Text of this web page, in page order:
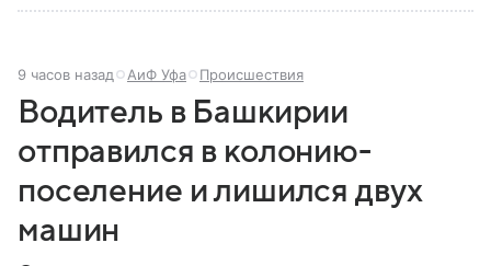
9 часов назад АиФ Уфа Происшествия
Водитель в Башкирии
отправился в колонию-
поселение и лишился двух
машин